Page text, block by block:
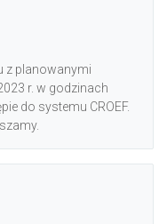
-
błędy,
kodem
z danego
realizacji celu
rok. Z
przedsięwzięciach
z planowanymi
r. w godzinach
do systemu CROEF.